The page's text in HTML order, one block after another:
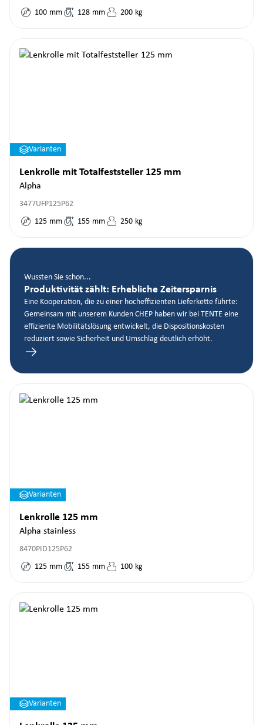
100 mm 128 mm 200 kg
Varianten
Lenkrolle mit Totalfeststeller 125 mm
Alpha
3477UFP125P62
125 mm 155 mm 250 kg
Wussten Sie schon...
Produktivität zählt: Erhebliche Zeitersparnis
Eine Kooperation, die zu einer hocheffizienten Lieferkette führte:
Gemeinsam mit unserem Kunden CHEP haben wir bei TENTE eine
effiziente Mobilitätslösung entwickelt, die Dispositionskosten
reduziert sowie Sicherheit und Umschlag deutlich erhöht.
Varianten
Lenkrolle 125 mm
Alpha stainless
8470PID125P62
125 mm 155 mm 100 kg
Varianten